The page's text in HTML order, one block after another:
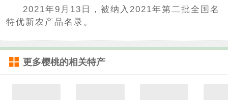
2021年9月13日，被纳入2021年第二批全国名
特优新农产品名录。
更多樱桃的相关特产